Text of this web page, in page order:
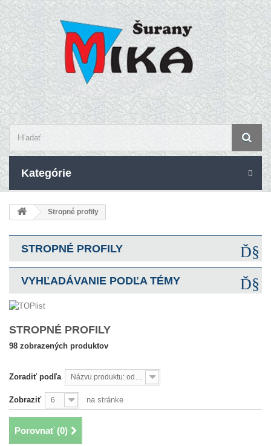
Kategórie
Stropné profily
STROPNÉ PROFILY
VYHĽADÁVANIE PODĽA TÉMY
STROPNÉ PROFILY
98 zobrazených produktov
Zoradiť podľa
Zobraziť 6 na stránke
Porovnať (0)